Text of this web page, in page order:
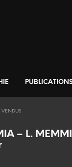
VENDUS
– L.